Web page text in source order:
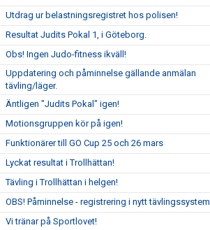
Utdrag ur belastningsregistret hos polisen!
Resultat Judits Pokal 1, i Göteborg.
Obs! Ingen Judo-fitness ikväll!
Uppdatering och påminnelse gällande anmälan
tävling/läger.
Äntligen "Judits Pokal" igen!
Motionsgruppen kör på igen!
Funktionärer till GO Cup 25 och 26 mars
Lyckat resultat i Trollhättan!
Tävling i Trollhättan i helgen!
OBS! Påminnelse - registrering i nytt tävlingssystem
Vi tränar på Sportlovet!